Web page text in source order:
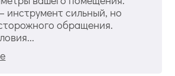
инструмент сильный, но
обращения.